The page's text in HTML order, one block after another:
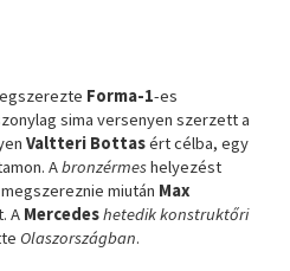
Forma-1-es
sima versenyen szerzett a
Valtteri Bottasért célba, egy
Abronzérmeshelyezést
miután Max
A Mercedeshetedik konstruktőri
Olaszországban.